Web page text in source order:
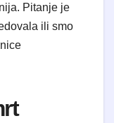
Pitanje je
ili smo